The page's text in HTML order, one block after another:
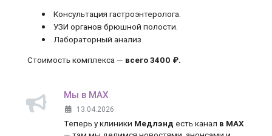
Консультация гастроэнтеролога.
УЗИ органов брюшной полости.
Лабораторный анализ
Стоимость комплекса — всего 3400 ₽.
Мы в MAX
13.04.2026
Теперь у клиники Медлэнд есть канал в MAX